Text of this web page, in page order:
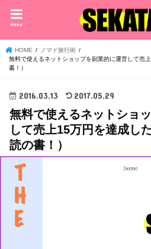
menu
HOME
ノマド旅行術
無料で使えるネットショップを副業的に運営して売
書！）
2016.03.13 2017.05.29
無料で使えるネットショ
して売上15万円を達成し
読の書！）